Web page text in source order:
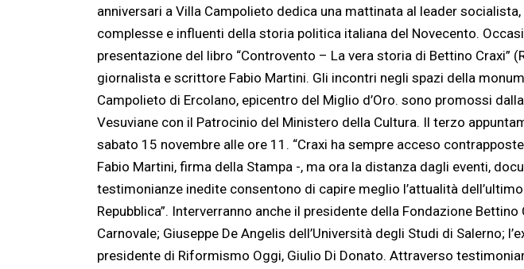
anniversari a Villa Campolieto dedica una mattinata al leader
complesse e influenti della storia politica italiana del Novecento.
presentazione del libro “Controvento – La vera storia di Bettino Craxi”
giornalista e scrittore Fabio Martini. Gli incontri negli spazi della
Campolieto di Ercolano, epicentro del Miglio d’Oro. sono promossi
Vesuviane con il Patrocinio del Ministero della Cultura. Il terzo
sabato 15 novembre alle ore 11. “Craxi ha sempre acceso
Fabio Martini, firma della Stampa -, ma ora la distanza dagli eventi,
testimonianze inedite consentono di capire meglio l’attualità
Repubblica”. Interverranno anche il presidente della Fondazione Bettino
Carnovale; Giuseppe De Angelis dell’Università degli Studi di Salerno;
presidente di Riformismo Oggi, Giulio Di Donato. Attraverso